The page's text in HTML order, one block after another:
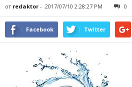
от redaktor - 2017/07/10 2:28:27 PM 0
Facebook Twitter